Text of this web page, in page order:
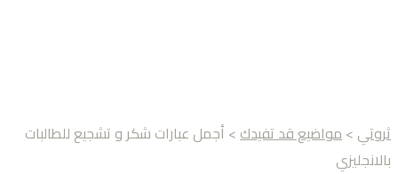
ثروتي >مواضيع قد تفيدك> أجمل عبارات شكر و تشجيع للطالبات
بالانجليزي